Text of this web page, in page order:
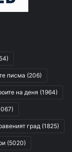
писма (206)
на деня (1964)
град (1825)
(5020)